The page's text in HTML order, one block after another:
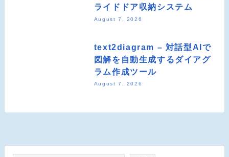
ライドドア収納システム
August 7, 2026
text2diagram – 対話型AIで
図解を自動生成するダイアグ
ラム作成ツール
August 7, 2026